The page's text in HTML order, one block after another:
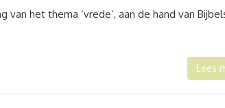
het thema ‘vrede’, aan de hand van
Lees